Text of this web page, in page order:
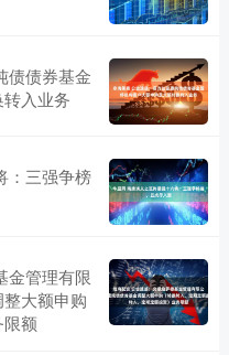
债债券基金
入业务
：三强争榜
金管理有限
大额申购
限额